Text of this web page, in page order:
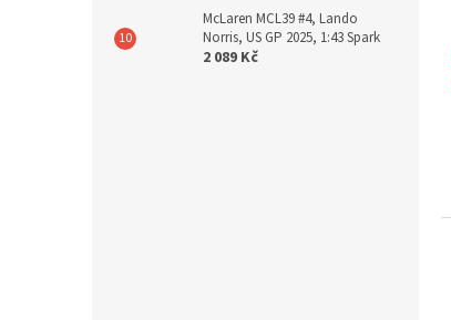
McLaren MCL39 #4, Lando
Norris, US GP 2025, 1:43 Spark
2 089 Kč